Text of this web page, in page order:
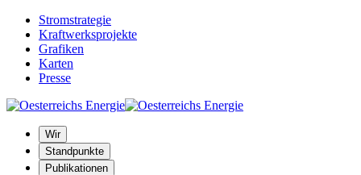
Stromstrategie
Kraftwerksprojekte
Grafiken
Karten
Presse
Wir
Standpunkte
Publikationen